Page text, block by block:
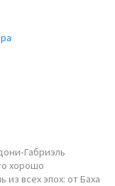
Габриэль
хорошо
из всех эпох: от Баха